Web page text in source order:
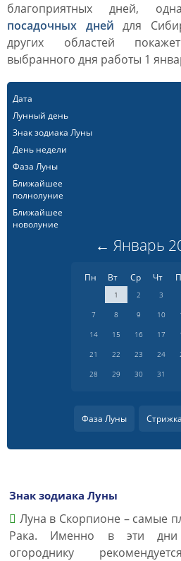
благоприятных дней,
посадочных дней для
других областей
выбранного дня работы 1
Дата
Лунный день
Знак зодиака Луны
День недели
Фаза Луны
Ближайшее
полнолуние
Ближайшее
новолуние
← Январь
Пн Вт Ср Чт
1 2 3
7
8 9 10
14
15 16 17
21
22 23 24
28
29 30 31
Фаза Луны Стрижка
Знак зодиака Луны
Луна в Скорпионе – самые
Рака. Именно в эти дни
огороднику